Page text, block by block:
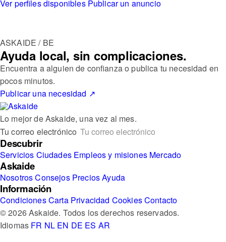
Ver perfiles disponibles Publicar un anuncio
ASKAIDE / BE
Ayuda local, sin complicaciones.
Encuentra a alguien de confianza o publica tu necesidad en
pocos minutos.
Publicar una necesidad ↗
Lo mejor de Askaide, una vez al mes.
Tu correo electrónico
Descubrir
Servicios Ciudades Empleos y misiones Mercado
Askaide
NosotrosConsejos PreciosAyuda
Información
CondicionesCarta Privacidad CookiesContacto
© 2026 Askaide. Todos los derechos reservados.
Idiomas FR NL EN DE ES AR